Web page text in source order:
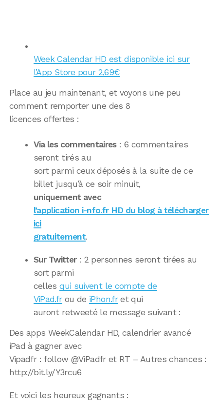
Week Calendar HD est disponible ici sur
l’App Store pour 2,69€
Place au jeu maintenant, et voyons une peu
comment remporter une des 8
licences offertes :
Via les commentaires: 6 commentaires
seront tirés au
sort parmi ceux déposés à la suite de ce
billet jusqu’à ce soir minuit,
uniquement avec
l’application i-nfo.fr HD du blog à télécharger
ici
gratuitement.
Sur Twitter: 2 personnes seront tirées au
sort parmi
cellesqui suivent le compte de
ViPad.frou de iPhon.fret qui
auront retweeté le message suivant :
Des apps WeekCalendar HD, calendrier avancé
iPad à gagner avec
Vipadfr : follow @ViPadfr et RT – Autres chances :
http://bit.ly/Y3rcu6
Et voici les heureux gagnants :